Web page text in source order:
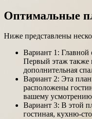
Оптимальные
Ниже представлены
Вариант 1: Главной
Первый этаж также
дополнительная
Вариант 2: Эта
расположены
вашему
Вариант 3: В этой
гостиная, кухню-